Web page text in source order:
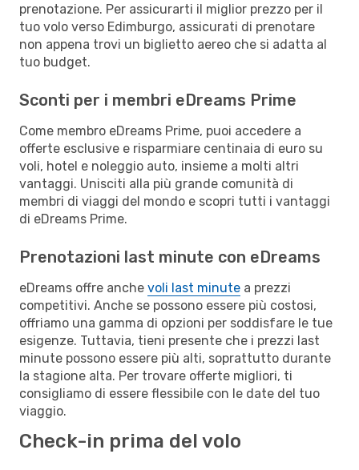
prenotazione. Per assicurarti il miglior prezzo per il
tuo volo verso Edimburgo, assicurati di prenotare
non appena trovi un biglietto aereo che si adatta al
tuo budget.
Sconti per i membri eDreams Prime
Come membro eDreams Prime, puoi accedere a
offerte esclusive e risparmiare centinaia di euro su
voli, hotel e noleggio auto, insieme a molti altri
vantaggi. Unisciti alla più grande comunità di
membri di viaggi del mondo e scopri tutti i vantaggi
di eDreams Prime.
Prenotazioni last minute con eDreams
eDreams offre anche voli last minute a prezzi
competitivi. Anche se possono essere più costosi,
offriamo una gamma di opzioni per soddisfare le tue
esigenze. Tuttavia, tieni presente che i prezzi last
minute possono essere più alti, soprattutto durante
la stagione alta. Per trovare offerte migliori, ti
consigliamo di essere flessibile con le date del tuo
viaggio.
Check-in prima del volo